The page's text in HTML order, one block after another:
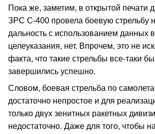
Пока же, заметим, в открытой печати
ЗРС С-400 провела боевую стрельбу
дальность с использованием данных
целеуказания, нет. Впрочем, это не
факта, что такие стрельбы все-таки
завершились успешно.
Словом, боевая стрельба по
достаточно непростое и для
только двух зенитных ракетных
недостаточно. Даже для того, чтобы